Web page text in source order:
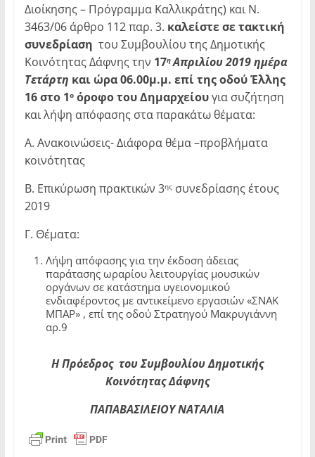
Διοίκησης – Πρόγραμμα Καλλικράτης) και Ν.
3463/06 άρθρο 112 παρ. 3. καλείστε σε τακτική
συνεδρίαση του Συμβουλίου της Δημοτικής
Κοινότητας Δάφνης την 17ηΑπριλίου 2019 ημέρα
Τετάρτη και ώρα 06.00μ.μ. επί της οδού Έλλης
16 στο 1οόροφο του Δημαρχείουγια συζήτηση
και λήψη απόφασης στα παρακάτω θέματα:
Α. Ανακοινώσεις- Διάφορα θέμα –προβλήματα
κοινότητας
Β. Επικύρωση πρακτικών 3ηςσυνεδρίασης έτους
2019
Γ. Θέματα:
Λήψη απόφασης για την έκδοση άδειας
παράτασης ωραρίου λειτουργίας μουσικών
οργάνων σε κατάστημα υγειονομικού
ενδιαφέροντος με αντικείμενο εργασιών «ΣΝΑΚ
ΜΠΑΡ» , επί της οδού Στρατηγού Μακρυγιάννη
αρ.9
Η Πρόεδρος του ΣυμβουλίουΔημοτικής
Κοινότητας Δάφνης
ΠΑΠΑΒΑΣΙΛΕΙΟΥ ΝΑΤΑΛΙΑ